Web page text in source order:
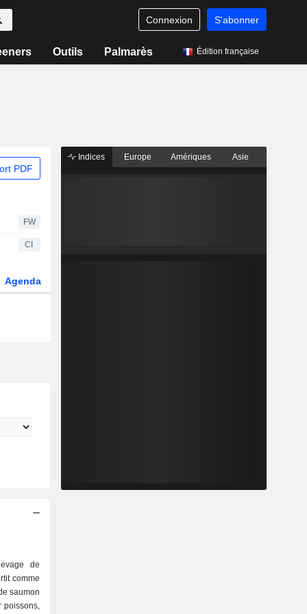
Connexion S'abonner
Outils Palmarès Édition française
PDF
FW
CI
Agenda
de
comme
Indices Europe Amériques Asie